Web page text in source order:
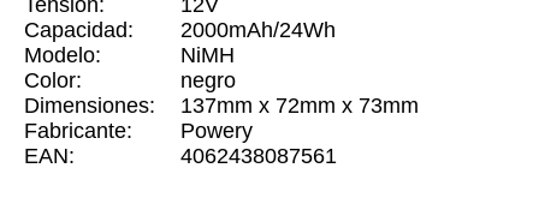
Tensión:
12V
Capacidad:
2000mAh/24Wh
Modelo:
NiMH
Color:
negro
Dimensiones:
137mm x 72mm x 73mm
Fabricante:
Powery
EAN:
4062438087561